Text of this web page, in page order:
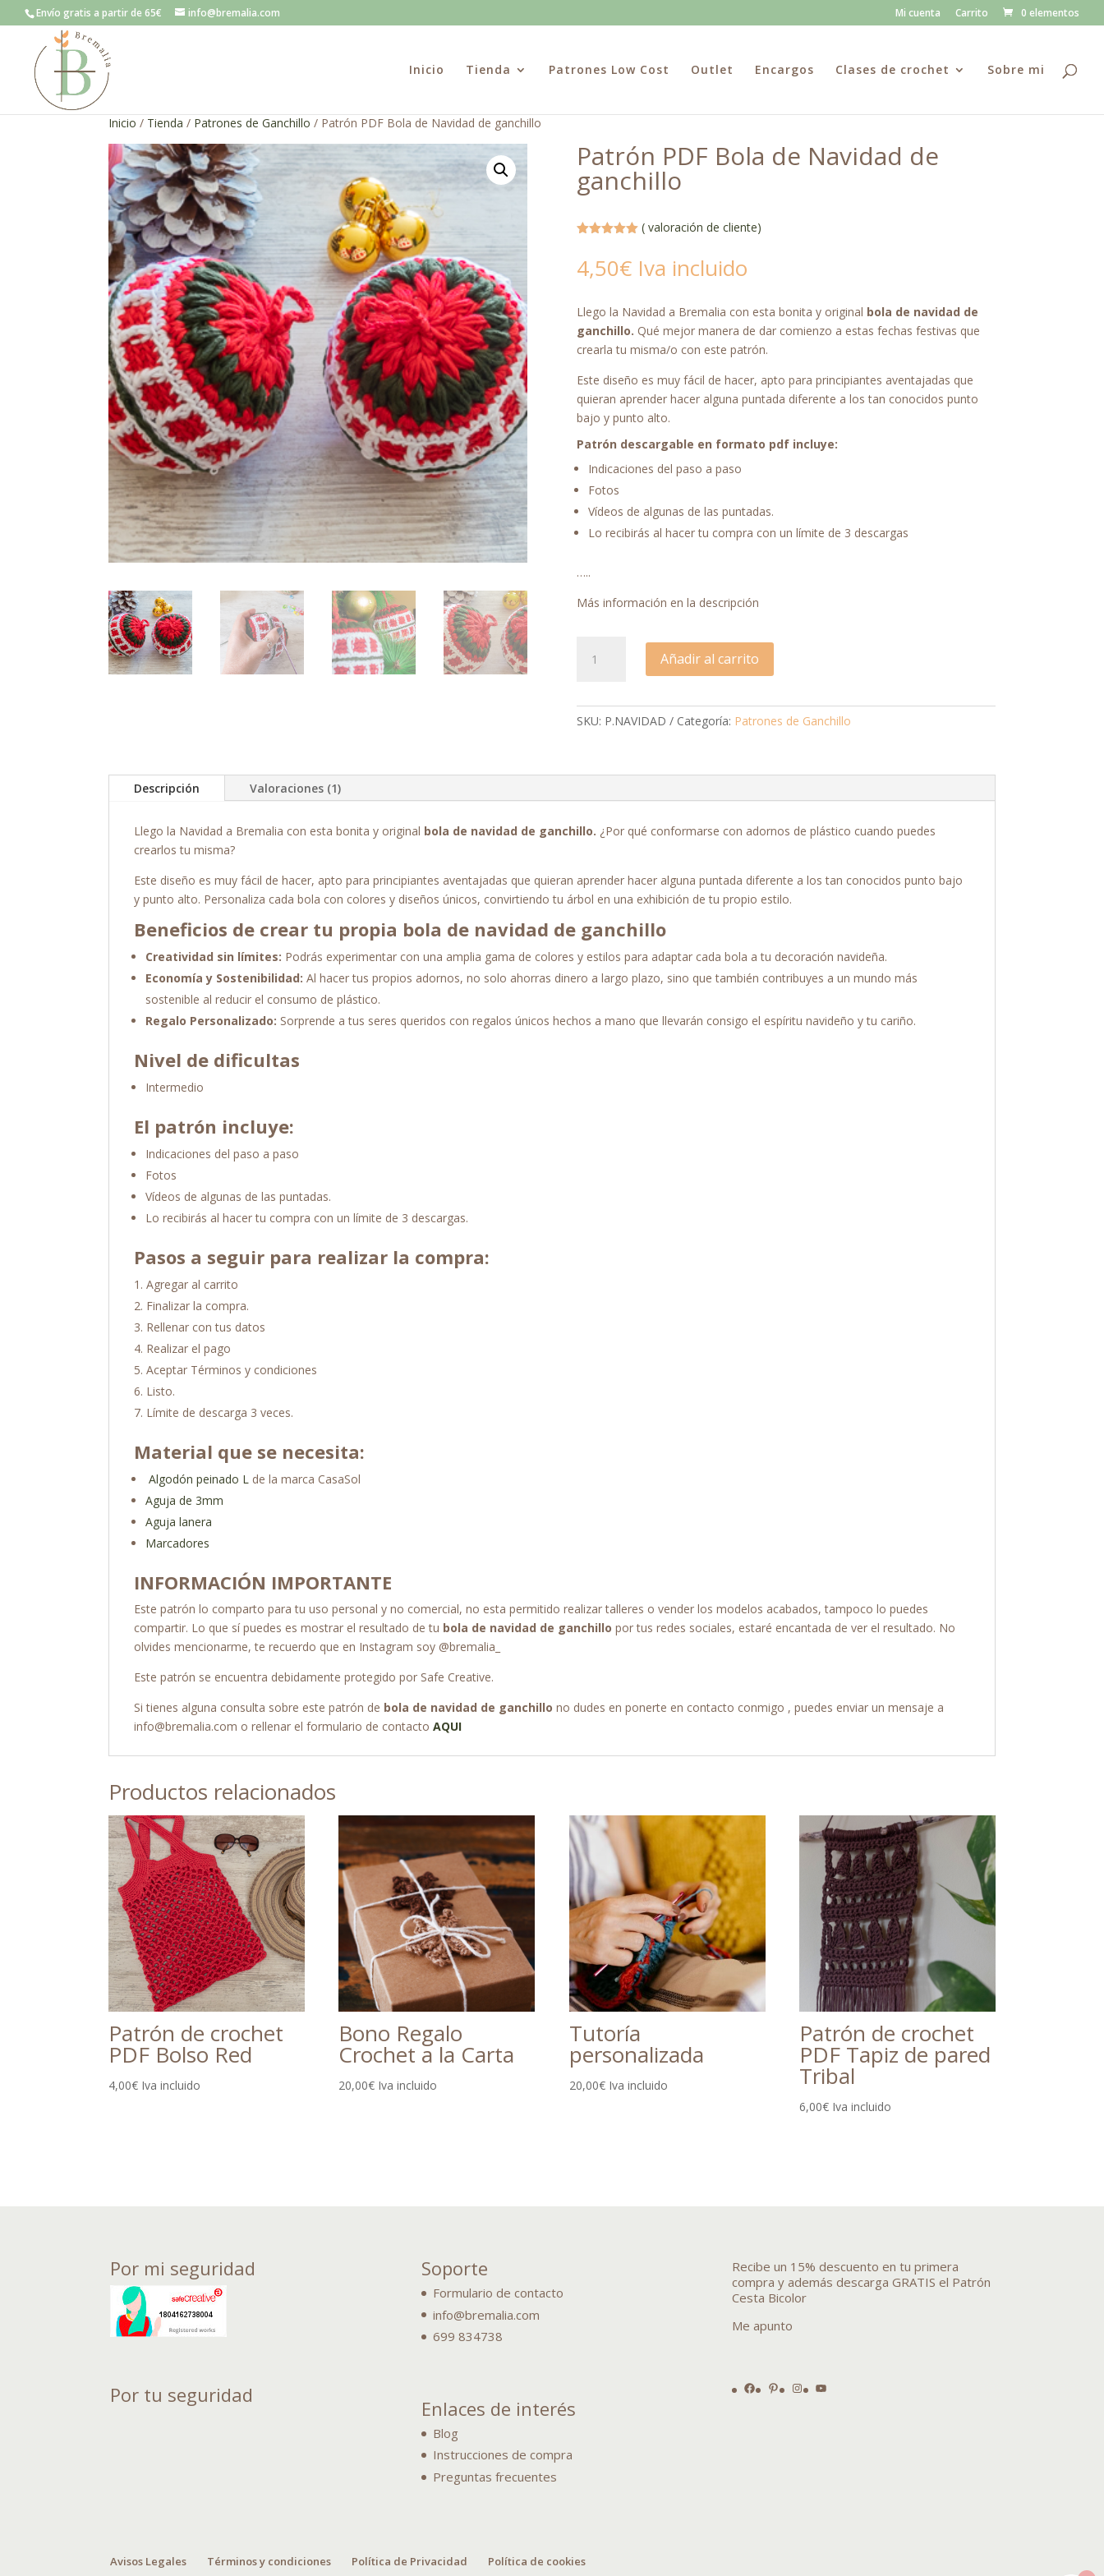
Envío gratis a partir de 65€ info@bremalia.com Mi cuenta Carrito 0 elementos
Inicio Tienda Patrones Low Cost Outlet Encargos Clases de crochet Sobre mi
Inicio / Tienda / Patrones de Ganchillo / Patrón PDF Bola de Navidad de ganchillo
Patrón PDF Bola de Navidad de
ganchillo
5 en base
a valoración
( valoración de cliente)
4,50€ Iva incluido
Llego la Navidad a Bremalia con esta bonita y original bola de navidad de
ganchillo. Qué mejor manera de dar comienzo a estas fechas festivas que
crearla tu misma/o con este patrón.
Este diseño es muy fácil de hacer, apto para principiantes aventajadas que
quieran aprender hacer alguna puntada diferente a los tan conocidos punto
bajo y punto alto.
Patrón descargable en formato pdf incluye:
Indicaciones del paso a paso
Fotos
Vídeos de algunas de las puntadas.
Lo recibirás al hacer tu compra con un límite de 3 descargas
…..
Más información en la descripción
PDF
Navidad
cantidad
Añadir al carrito
SKU: P.NAVIDAD Categoría: Patrones de Ganchillo
Descripción Valoraciones (1)
Llego la Navidad a Bremalia con esta bonita y original bola de navidad de ganchillo. ¿Por qué conformarse con adornos de plástico cuando puedes
crearlos tu misma?
Este diseño es muy fácil de hacer, apto para principiantes aventajadas que quieran aprender hacer alguna puntada diferente a los tan conocidos punto bajo
y punto alto. Personaliza cada bola con colores y diseños únicos, convirtiendo tu árbol en una exhibición de tu propio estilo.
Beneficios de crear tu propia bola de navidad de ganchillo
Creatividad sin límites: Podrás experimentar con una amplia gama de colores y estilos para adaptar cada bola a tu decoración navideña.
Economía y Sostenibilidad: Al hacer tus propios adornos, no solo ahorras dinero a largo plazo, sino que también contribuyes a un mundo más
sostenible al reducir el consumo de plástico.
Regalo Personalizado: Sorprende a tus seres queridos con regalos únicos hechos a mano que llevarán consigo el espíritu navideño y tu cariño.
Nivel de dificultas
Intermedio
El patrón incluye:
Indicaciones del paso a paso
Fotos
Vídeos de algunas de las puntadas.
Lo recibirás al hacer tu compra con un límite de 3 descargas.
Pasos a seguir para realizar la compra:
Agregar al carrito
Finalizar la compra.
Rellenar con tus datos
Realizar el pago
Aceptar Términos y condiciones
Listo.
Límite de descarga 3 veces.
Material que se necesita:
Algodón peinado L de la marca CasaSol
Aguja de 3mm
Aguja lanera
Marcadores
INFORMACIÓN IMPORTANTE
Este patrón lo comparto para tu uso personal y no comercial, no esta permitido realizar talleres o vender los modelos acabados, tampoco lo puedes
compartir. Lo que sí puedes es mostrar el resultado de tu bola de navidad de ganchillo por tus redes sociales, estaré encantada de ver el resultado. No
olvides mencionarme, te recuerdo que en Instagram soy @bremalia_
Este patrón se encuentra debidamente protegido por Safe Creative.
Si tienes alguna consulta sobre este patrón de bola de navidad de ganchillo no dudes en ponerte en contacto conmigo , puedes enviar un mensaje a
info@bremalia.com o rellenar el formulario de contacto AQUI
Productos relacionados
Patrón de crochet
PDF Bolso Red
4,00€ Iva incluido
Bono Regalo
Crochet a la Carta
20,00€ Iva incluido
Tutoría
personalizada
20,00€ Iva incluido
Patrón de crochet
PDF Tapiz de pared
Tribal
6,00€ Iva incluido
Por mi seguridad
Por tu seguridad
Soporte
Formulario de contacto
info@bremalia.com
699 834738
Enlaces de interés
Blog
Instrucciones de compra
Preguntas frecuentes
Recibe un 15% descuento en tu primera
compra y además descarga GRATIS el Patrón
Cesta Bicolor
Me apunto
Facebook
Pinterest
Instagram
YouTube
Avisos Legales Términos y condiciones Política de Privacidad Política de cookies